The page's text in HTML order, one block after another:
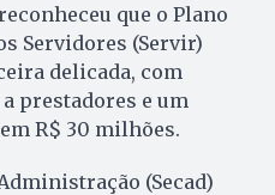
que o Plano
Servidores (Servir)
delicada, com
prestadores e um
R$ 30 milhões.
(Secad)